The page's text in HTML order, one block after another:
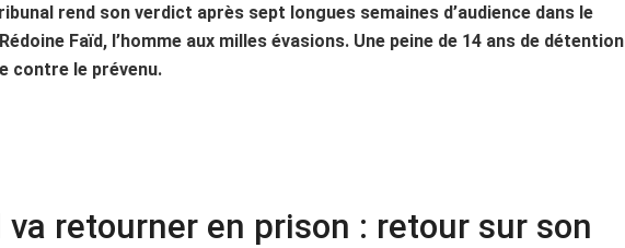
rend son verdict après sept longues semaines d’audience dans le
Faïd, l’homme aux milles évasions. Une peine de 14 ans de détention
contre le prévenu.
va retourner en prison : retour sur son